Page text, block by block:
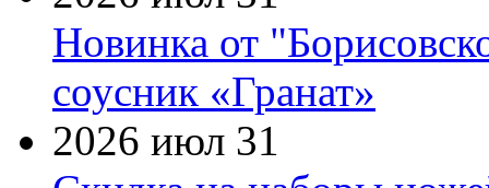
Новинка от
соусник «Гранат»
2026 июл 31